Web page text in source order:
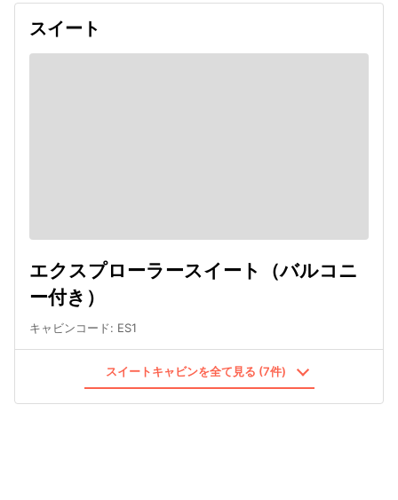
スイート
エクスプローラースイート（バルコニ
ー付き）
キャビンコード: ES1
スイートキャビンを全て見る (7件)